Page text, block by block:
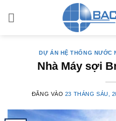
DỰ ÁN HỆ THỐNG NƯỚC
Nhà Máy sợi
ĐĂNG VÀO 23 THÁNG SÁU,